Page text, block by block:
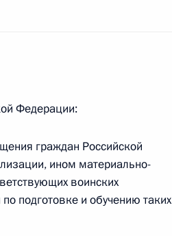
стратегическому развитию
Федерации:
граждан Российской
ином материально-
воинских
подготовке и обучению таких